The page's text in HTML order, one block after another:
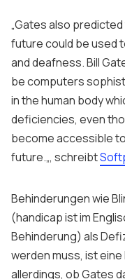
„Gates also
future could be used
and deafness. Bill
be computers
in the human body
deficiencies, even
become accessible
future.„, schreibt
Behinderungen wie
(handicapist im
Behinderung) als
werden muss, ist
allerdings, obGates